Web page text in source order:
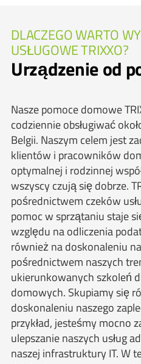
DLACZEGO WARTO
USŁUGOWE TRIXXO?
Urządzenie od
Nasze pomoce domowe
codziennie obsługiwać
Belgii. Naszym celem jest
klientów i pracowników
optymalnej i rodzinnej
wszyscy czują się dobrze.
pośrednictwem czeków
pomoc w sprzątaniu staje
względu na odliczenia
również na doskonaleniu
pośrednictwem naszych
ukierunkowanych szkoleń
domowych. Skupiamy się
doskonaleniu naszego
przykład, jesteśmy mocno
ulepszanie naszych usług
naszej infrastruktury IT. W